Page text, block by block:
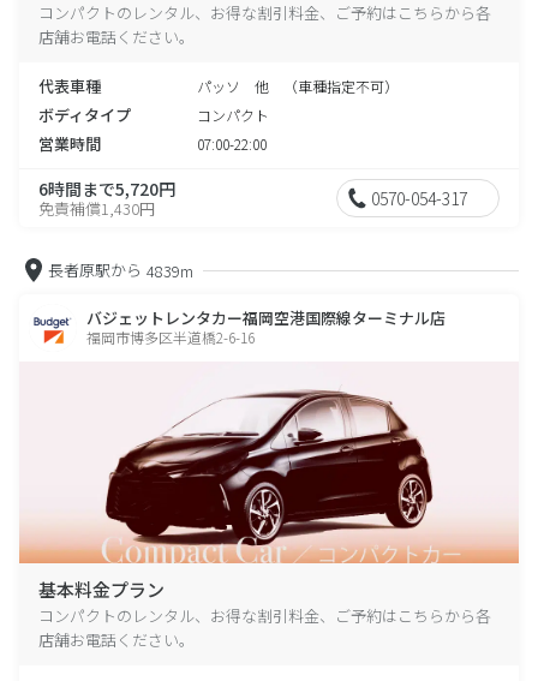
コンパクトのレンタル、お得な割引料金、ご予約はこちらから各
店舗お電話ください。
代表車種 パッソ 他 （車種指定不可）
ボディタイプ コンパクト
営業時間 07:00-22:00
6時間まで5,720円
免責補償1,430円 0570-054-317
長者原駅から 4839m
バジェットレンタカー福岡空港国際線ターミナル店
福岡市博多区半道橋2-6-16
基本料金プラン
コンパクトのレンタル、お得な割引料金、ご予約はこちらから各
店舗お電話ください。